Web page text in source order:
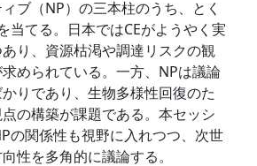
ブ（NP）の三本柱のうち、とく
当てる。日本ではCEがようやく実
り、資源枯渇や調達リスクの観
められている。一方、NPは議論
りであり、生物多様性回復のた
の構築が課題である。本セッシ
の関係性も視野に入れつつ、次世
性を多角的に議論する。